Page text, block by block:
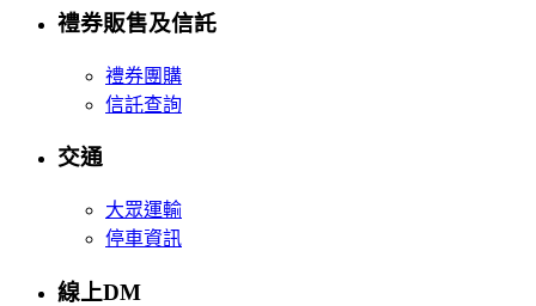
禮券販售及信託
禮券團購
信託查詢
交通
大眾運輸
停車資訊
線上DM